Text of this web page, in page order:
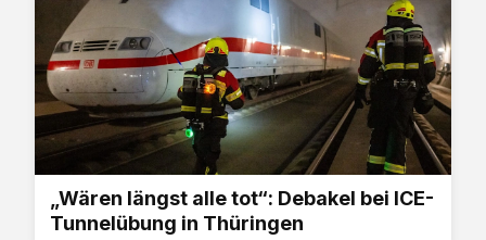
„Wären längst alle tot“: Debakel bei ICE-
Tunnelübung in Thüringen